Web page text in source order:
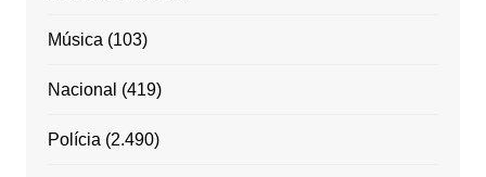
Música (103)
Nacional (419)
Polícia (2.490)